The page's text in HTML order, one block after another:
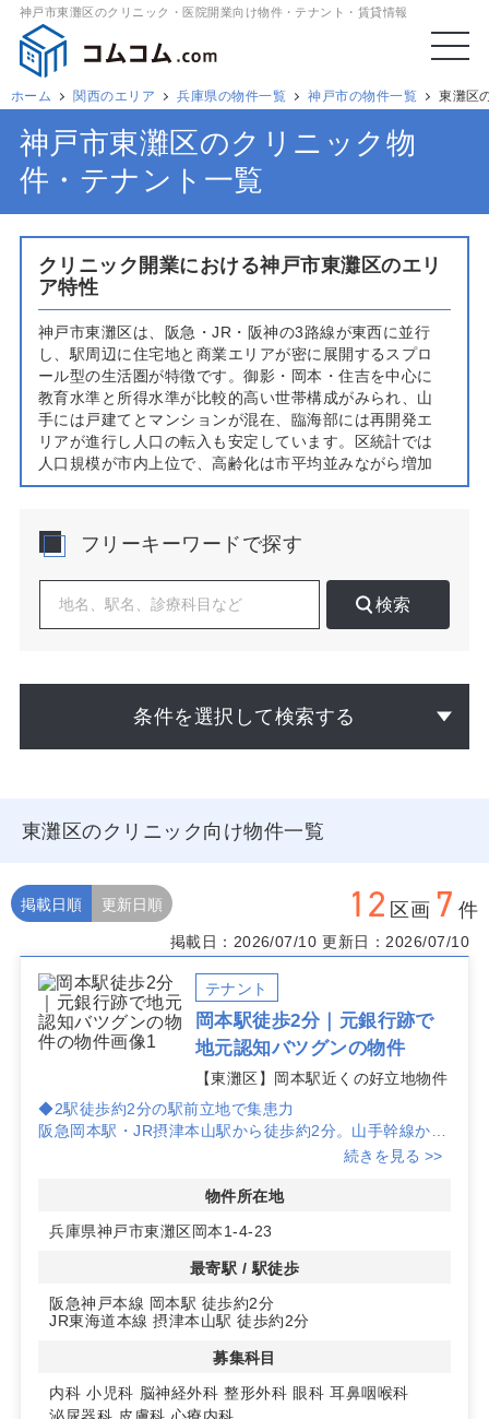
神戸市東灘区のクリニック・医院開業向け物件・テナント・賃貸情報
ホーム 関西のエリア 兵庫県の物件一覧 神戸市の物件一覧 東灘区
神戸市東灘区のクリニック物
件・テナント一覧
クリニック開業における神戸市東灘区のエリ
ア特性
神戸市東灘区は、阪急・JR・阪神の3路線が東西に並行
し、駅周辺に住宅地と商業エリアが密に展開するスプロ
ール型の生活圏が特徴です。御影・岡本・住吉を中心に
教育水準と所得水準が比較的高い世帯構成がみられ、山
手には戸建てとマンションが混在、臨海部には再開発エ
リアが進行し人口の転入も安定しています。区統計では
人口規模が市内上位で、高齢化は市平均並みながら増加
傾向、加えて子育て世帯も厚く、内科・整形外科・小児
既存クリニックは駅近に分布し診療科の偏りがみられる
導線を重ねる立地選定が鍵になります。JR住吉や阪急岡
本の駅前は視認性と回遊性が高く、処置系を伴う科目は
きく、工期・コスト・音振動の許容量を事前精査し、用
途地域、看板規制、開発計画や大型商業の更新時期も合
わせて確認すると中長期の集患が安定します。駐車場は
平面共同かタイムズ連携など実効手段の確保が有効で、
神戸市東灘区でのクリニック向け物件は、駅前の視認性
の吸引力まで含めた診療圏分析を踏まえ、最適な物件と
プランニングをご提案します。掲載のないクリニック物
件や、ビルの医療区画化可否の個別調査も承ります。ま
フリーキーワードで探す
検索
条件を選択して検索する
東灘区のクリニック向け物件一覧
12 区画 7 件
掲載日順 更新日順
掲載日：2026/07/10 更新日：2026/07/10
テナント
岡本駅徒歩2分｜元銀行跡で
地元認知バツグンの物件
【東灘区】岡本駅近くの好立地物件
◆2駅徒歩約2分の駅前立地で集患力
阪急岡本駅・JR摂津本山駅から徒歩約2分。山手幹線から
も視認でき、目の前のスーパー利用導線に面するため日常
地上1階の路面区画で、元銀行跡テナント。駅前の歩行者
に対して存在感を出しやすく、サイン計画や来院導線の検
◆募集科目と柔軟な区画相談
内科・小児科・脳神経外科・整形外科・眼科・耳鼻咽喉
科・泌尿器科・皮膚科・心療内科を募集。区画は分割相談
可、契約・入居時期は応相談。
続きを見る >>
物件所在地
兵庫県神戸市東灘区岡本1-4-23
最寄駅 / 駅徒歩
阪急神戸本線 岡本駅 徒歩約2分
JR東海道本線 摂津本山駅 徒歩約2分
募集科目
内科 小児科 脳神経外科 整形外科 眼科 耳鼻咽喉科
泌尿器科 皮膚科 心療内科